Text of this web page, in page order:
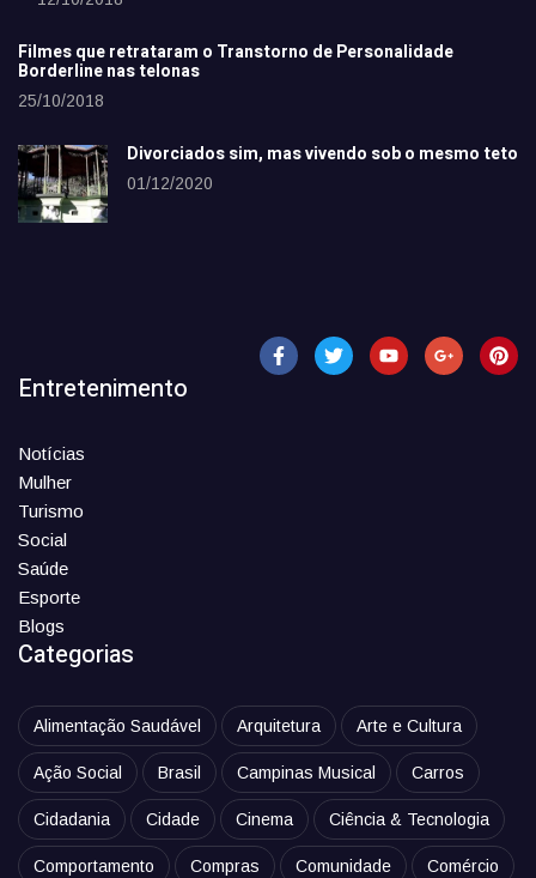
Filmes que retrataram o Transtorno de Personalidade
Borderline nas telonas
25/10/2018
Divorciados sim, mas vivendo sob o mesmo teto
01/12/2020
Entretenimento
Notícias
Mulher
Turismo
Social
Saúde
Esporte
Blogs
Categorias
Alimentação Saudável Arquitetura Arte e Cultura
Ação Social Brasil Campinas Musical Carros
Cidadania Cidade Cinema Ciência & Tecnologia
Comportamento Compras Comunidade Comércio